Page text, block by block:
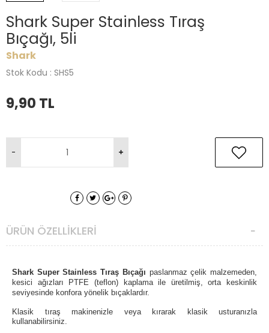
Shark Super Stainless Tıraş
Bıçağı, 5li
Shark
Stok Kodu : SHS5
9,90 TL
ÜRÜN ÖZELLIKLERI
Shark Super StainlessTıraş Bıçağı paslanmaz çelik malzemeden,
kesici ağızları PTFE (teflon) kaplama ile üretilmiş, orta keskinlik
seviyesinde konfora yönelik bıçaklardır.
Klasik tıraş makinenizle veya kırarak klasik usturanızla
kullanabilirsiniz.